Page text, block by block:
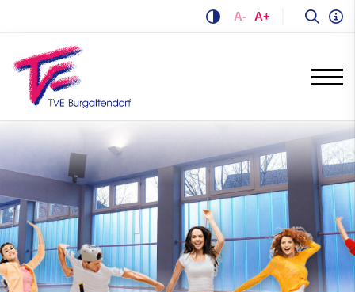
A- A+